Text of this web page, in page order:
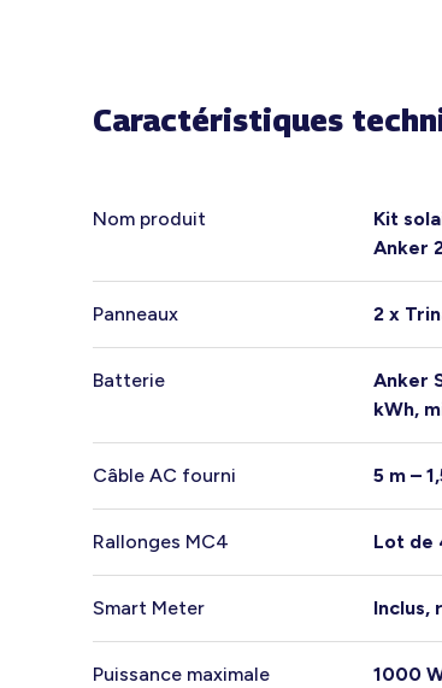
Caractéristiques
Nom produit
Kit
Anker
Panneaux 2 x
Batterie
Anker
kWh,
Câble AC fourni 5 m –
Rallonges MC4 Lot de
Smart Meter Inclus,
Puissance maximale 1000